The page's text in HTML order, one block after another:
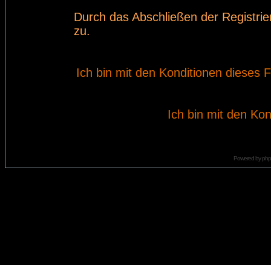
Durch das Abschließen der
zu.
Ich bin mit den Konditionen dieses
Ich bin mit den
Powered by